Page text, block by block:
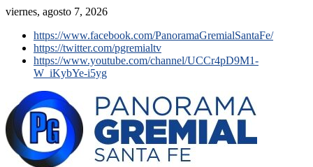
viernes, agosto 7, 2026
https://www.facebook.com/PanoramaGremialSantaFe/
https://twitter.com/pgremialtv
https://www.youtube.com/channel/UCCr4pD9M1-
W_iKybYe-i5yg